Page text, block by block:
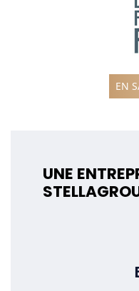
EN
UNE